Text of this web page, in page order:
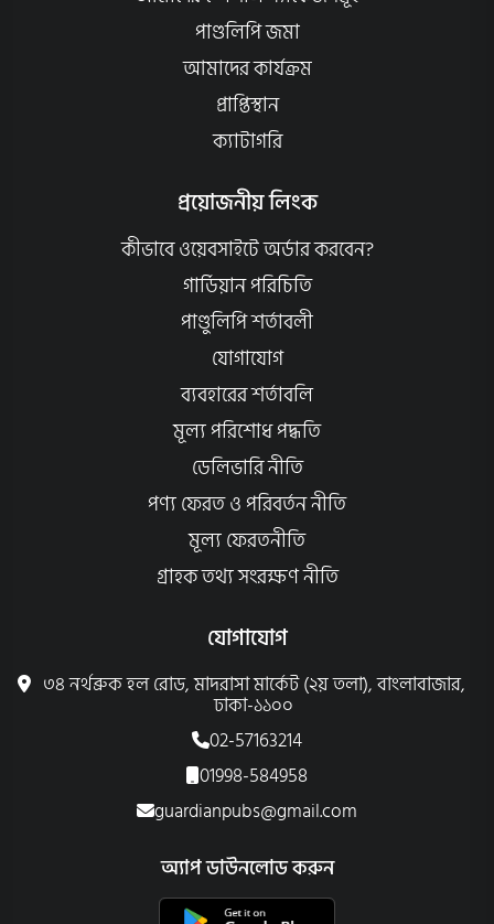
পাণ্ডলিপি জমা
আমাদের কার্যক্রম
প্রাপ্তিস্থান
ক্যাটাগরি
প্রয়োজনীয় লিংক
কীভাবে ওয়েবসাইটে অর্ডার করবেন?
গার্ডিয়ান পরিচিতি
পাণ্ডুলিপি শর্তাবলী
যোগাযোগ
ব্যবহারের শর্তাবলি
মূল্য পরিশোধ পদ্ধতি
ডেলিভারি নীতি
পণ্য ফেরত ও পরিবর্তন নীতি
মূল্য ফেরতনীতি
গ্রাহক তথ্য সংরক্ষণ নীতি
যোগাযোগ
৩৪ নর্থব্রুক হল রোড, মাদরাসা মার্কেট (২য় তলা), বাংলাবাজার,
ঢাকা-১১০০
02-57163214
01998-584958
guardianpubs@gmail.com
অ্যাপ ডাউনলোড করুন